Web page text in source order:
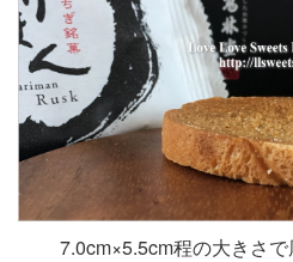
7.0cm×5.5cm程の大きさ